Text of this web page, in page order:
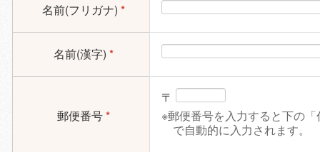
名前(フリガナ) *
名前(漢字) *
郵便番号*
〒
※郵便番号を入力すると下の
で自動的に入力されます。